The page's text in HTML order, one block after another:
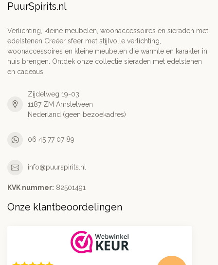
PuurSpirits.nl
Verlichting, kleine meubelen, woonaccessoires en sieraden met
edelstenen Creëer sfeer met stijlvolle verlichting,
woonaccessoires en kleine meubelen die warmte en karakter in
huis brengen. Ontdek onze collectie sieraden met edelstenen
en cadeaus.
Zijdelweg 19-03
1187 ZM Amstelveen
Nederland (geen bezoekadres)
06 45 77 07 89
info@puurspirits.nl
KVK nummer: 82501491
Onze klantbeoordelingen